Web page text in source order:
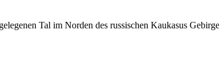
Tal im Norden des russischen Kaukasus